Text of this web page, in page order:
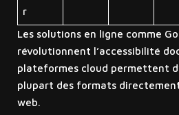
r
Les solutions en ligne comme
révolutionnent l’accessibilité
plateformes cloud permettent
plupart des formats
web.